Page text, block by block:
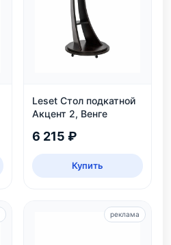
Leset Стол подкатной
Акцент 2, Венге
6 215 ₽
Купить
реклама